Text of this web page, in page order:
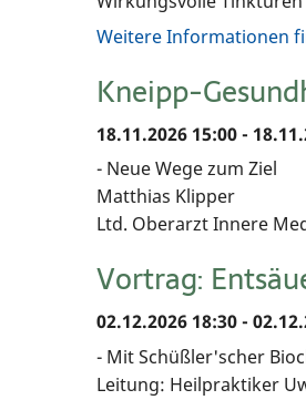
Weitere Informationen
Kneipp-
18.11.2026 15:00 -
- Neue Wege zum Ziel
Matthias Klipper
Ltd. Oberarzt Innere
Vortrag:
02.12.2026 18:30 -
- Mit Schüßler'scher
Leitung: Heilpraktiker